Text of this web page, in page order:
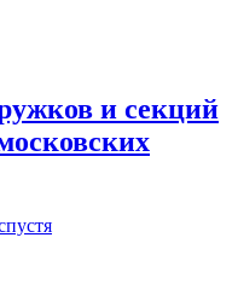
и секций